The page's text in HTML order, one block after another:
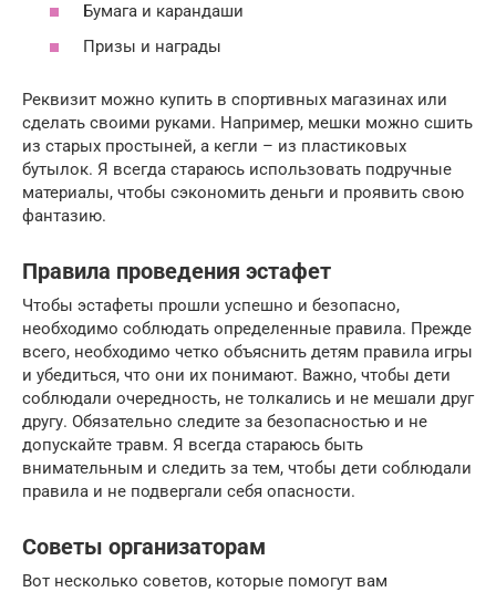
Бумага и карандаши
Призы и награды
Реквизит можно купить в спортивных магазинах или
сделать своими руками. Например, мешки можно сшить
из старых простыней, а кегли – из пластиковых
бутылок. Я всегда стараюсь использовать подручные
материалы, чтобы сэкономить деньги и проявить свою
фантазию.
Правила проведения эстафет
Чтобы эстафеты прошли успешно и безопасно,
необходимо соблюдать определенные правила. Прежде
всего, необходимо четко объяснить детям правила игры
и убедиться, что они их понимают. Важно, чтобы дети
соблюдали очередность, не толкались и не мешали друг
другу. Обязательно следите за безопасностью и не
допускайте травм. Я всегда стараюсь быть
внимательным и следить за тем, чтобы дети соблюдали
правила и не подвергали себя опасности.
Советы организаторам
Вот несколько советов, которые помогут вам